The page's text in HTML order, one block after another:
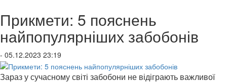
Прикмети: 5 пояснень
найпопулярніших забобонів
- 05.12.2023 23:19
Зараз у сучасному світі забобони не відіграють важливої